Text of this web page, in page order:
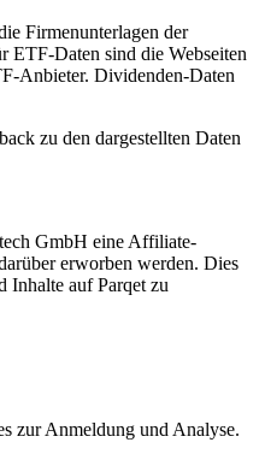
Firmenunterlagen der
ETF-Daten sind die Webseiten
Anbieter. Dividenden-Daten
zu den dargestellten Daten
GmbH eine Affiliate-
erworben werden. Dies
Inhalte auf Parqet zu
zur Anmeldung und Analyse.